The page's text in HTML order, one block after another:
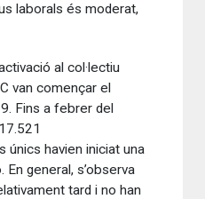
laborals és moderat,
al col·lectiu
van començar el
Fins a febrer del
únics havien iniciat una
En general, s’observa
tard i no han